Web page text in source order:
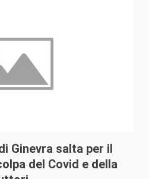
Ginevra salta per il
del Covid e della